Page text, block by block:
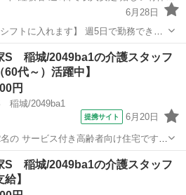
6月28日
フトに入れます】 週5日で勤務できる
す！ 土曜出勤も月1日程度のため土日
っかり働きたいけど、プライベートも
S 稲城/2049ba1の介護スタッフ
60代～）活躍中】
円
稲城/2049ba1
提携サイト 6月20日
サービス付き高齢者向け住宅です。
と、 近隣にお住いのご利用者さま宅に
ルパー
S 稲城/2049ba1の介護スタッフ
】